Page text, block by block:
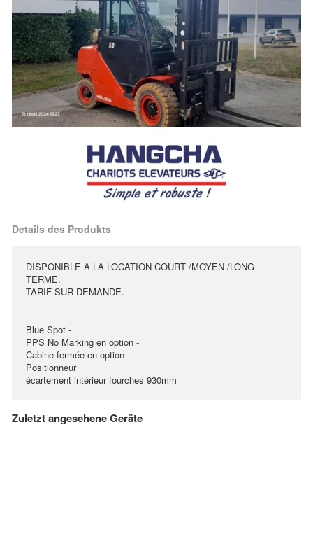
Details des Produkts
DISPONIBLE A LA LOCATION COURT /MOYEN /LONG
TERME.
TARIF SUR DEMANDE.
Blue Spot -
PPS No Marking en option -
Cabine fermée en option -
Positionneur
écartement intérieur fourches 930mm
Zuletzt angesehene Geräte